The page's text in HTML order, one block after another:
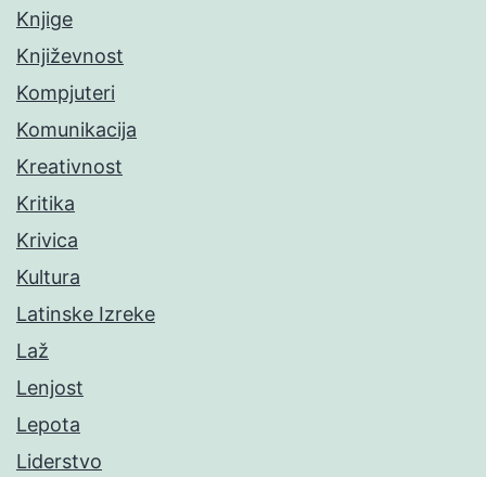
Knjige
Književnost
Kompjuteri
Komunikacija
Kreativnost
Kritika
Krivica
Kultura
Latinske Izreke
Laž
Lenjost
Lepota
Liderstvo